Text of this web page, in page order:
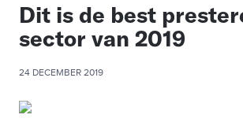
Dit is de best
sector van 2019
24 DECEMBER 2019